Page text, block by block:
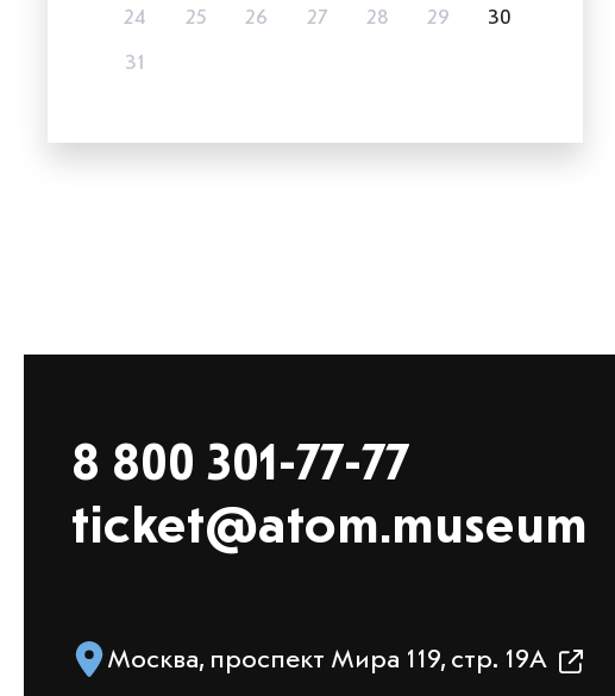
24 25 26 27 28 29 30
31
8 800 301-77-77
ticket@atom.museum
Москва, проспект Мира 119, стр. 19А